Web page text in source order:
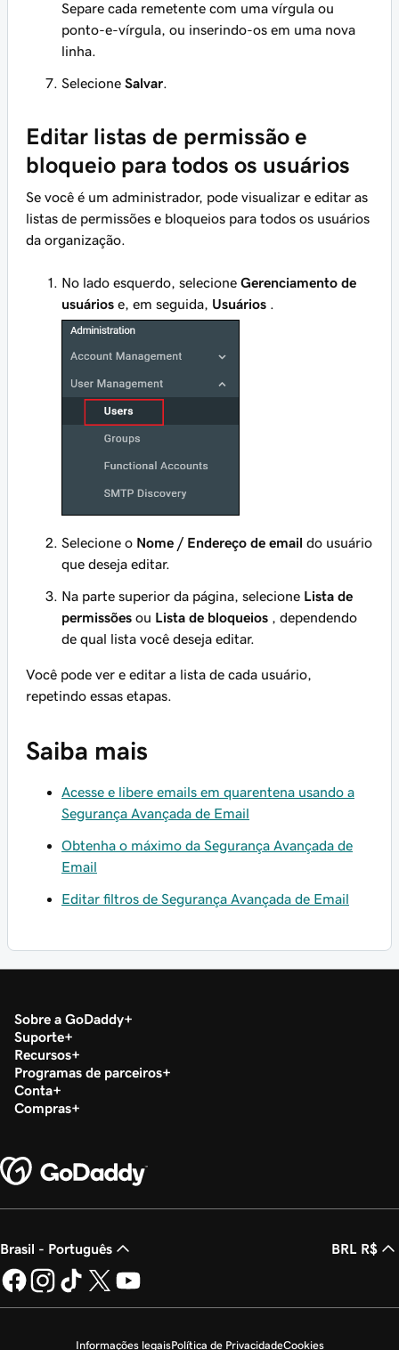
Separe cada remetente com uma vírgula ou
ponto-e-vírgula, ou inserindo-os em uma nova
linha.
Selecione Salvar
Editar listas de permissão e
bloqueio para todos os usuários
Se você é um administrador, pode visualizar e editar as
listas de permissões e bloqueios para todos os usuários
da organização.
No lado esquerdo, selecione Gerenciamento de
usuários e, em seguida, Usuários
Selecione o Nome / Endereço de email do usuário
que deseja editar.
Na parte superior da página, selecione Lista de
permissões ou Lista de bloqueios , dependendo
de qual lista você deseja editar.
Você pode ver e editar a lista de cada usuário,
repetindo essas etapas.
Saiba mais
Acesse e libere emails em quarentena usando a
Segurança Avançada de Email
Obtenha o máximo da Segurança Avançada de
Email
Editar filtros de Segurança Avançada de Email
Sobre a GoDaddy
Suporte
Recursos
Programas de parceiros
Conta
Compras
Brasil - Português BRL R$
Informações legaisPolítica de PrivacidadeCookies